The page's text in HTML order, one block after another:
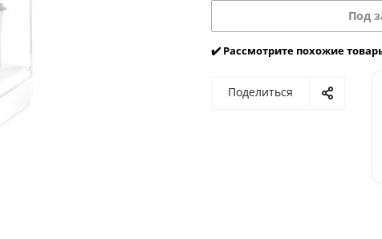
Под
✔️ Рассмотрите похожие
Поделиться